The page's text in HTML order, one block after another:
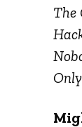
The